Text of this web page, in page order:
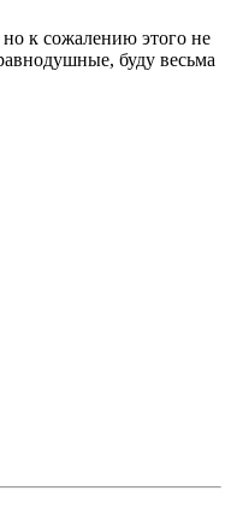
к сожалению этого не
буду весьма